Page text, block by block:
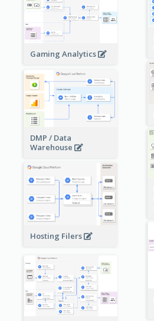
Gaming Analytics
DMP / Data
Warehouse
Hosting Filers